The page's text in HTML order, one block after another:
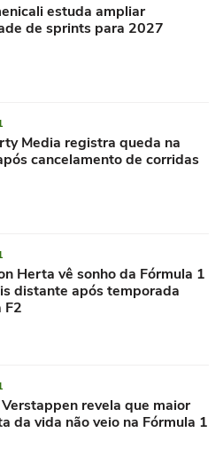
estuda ampliar
de sprints para 2027
Media registra queda na
cancelamento de corridas
Herta vê sonho da Fórmula 1
distante após temporada
F2
revela que maior
da vida não veio na Fórmula 1